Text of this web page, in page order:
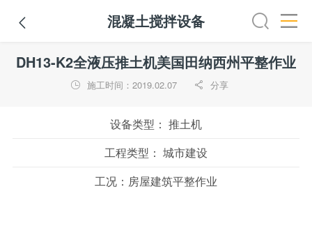
 混凝土搅拌设备
挖掘机 铣刨机 摊铺机 冷再生机 吊管机 混凝土搅拌
DH13-K2全液压推土机美国田纳西州平整作业
 施工时间：2019.02.07  分享
设备类型： 推土机
工程类型： 城市建设
工况： 房屋建筑平整作业